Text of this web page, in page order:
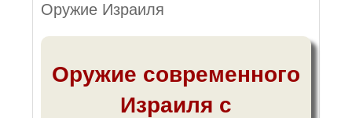
Оружие Израиля
Оружие современного
Израиля с